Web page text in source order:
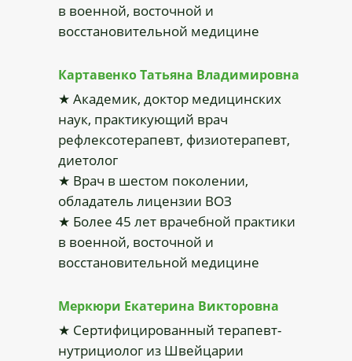
в военной, восточной и
восстановительной медицине
★ Академик, доктор медицинских
наук, практикующий врач
рефлексотерапевт, физиотерапевт,
диетолог
★ Врач в шестом поколении,
обладатель лицензии ВОЗ
★ Более 45 лет врачебной практики
в военной, восточной и
восстановительной медицине
Картавенко Татьяна Владимировна
Меркюри Екатерина Викторовна
★ Сертифицированный терапевт-
нутрициолог из Швейцарии